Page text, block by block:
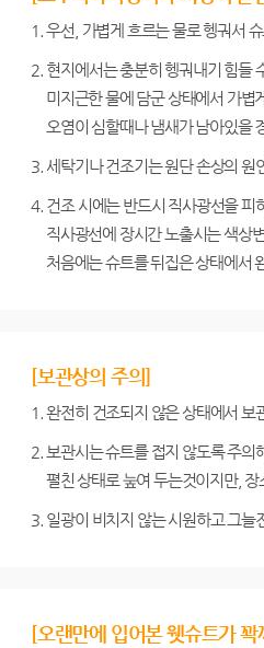
1. 우선, 가볍게 흐르는 물로 헹궈서
2. 현지에서는 충분히 헹궈내기 힘들
미지근한 물에 담군 상태에서 가볍
오염이 심할때나 냄새가 남아있을
3. 세탁기나 건조기는 원단 손상의 원
4. 건조 시에는 반드시 직사광선을 피
직사광선에 장시간 노출시는 색상
처음에는 슈트를 뒤집은 상태에서
[보관상의 주의]
1. 완전히 건조되지 않은 상태에서
2. 보관시는 슈트를 접지 않도록 주의
펼친 상태로 눞여 두는것이지만, 장
3. 일광이 비치지 않는 시원하고 그늘
[오랜만에 입어본 웻슈트가